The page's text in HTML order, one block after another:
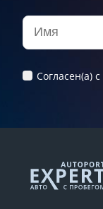
Согласен(а) c